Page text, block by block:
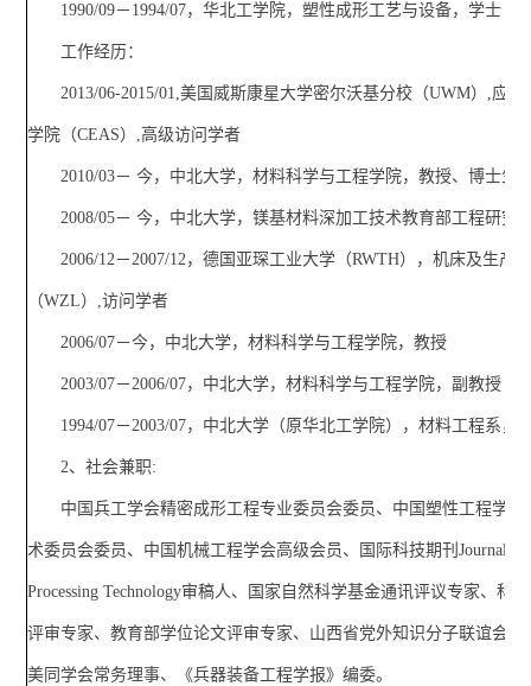
1990/09－1994/07，华北工学院，塑性成形工艺与设备，学士
工作经历：
2013/06-2015/01,美国威斯康星大学密尔沃基分校（UWM）,应
学院（CEAS）,高级访问学者
2010/03－ 今，中北大学，材料科学与工程学院，教授、博士生
2008/05－ 今，中北大学，镁基材料深加工技术教育部工程研究
2006/12－2007/12，德国亚琛工业大学（RWTH），机床及生产
（WZL）,访问学者
2006/07－今，中北大学，材料科学与工程学院，教授
2003/07－2006/07，中北大学，材料科学与工程学院，副教授
1994/07－2003/07，中北大学（原华北工学院），材料工程系，
2、社会兼职:
中国兵工学会精密成形工程专业委员会委员、中国塑性工程学会
术委员会委员、中国机械工程学会高级会员、国际科技期刊Journal of
Processing Technology审稿人、国家自然科学基金通讯评议专家、科
评审专家、教育部学位论文评审专家、山西省党外知识分子联谊会理
美同学会常务理事、《兵器装备工程学报》编委。